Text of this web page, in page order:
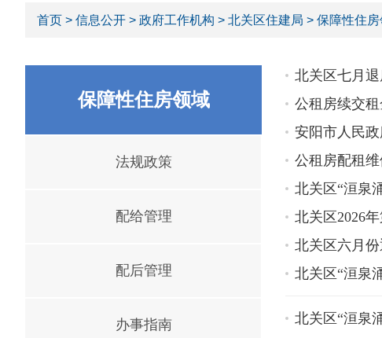
首页 > 信息公开 > 政府工作机构 > 北关区住建局 > 保障性住
保障性住房领域
法规政策
配给管理
配后管理
办事指南
北关区七月
公租房续交
安阳市人民
公租房配租
北关区“洹泉
北关区2026
北关区六月
北关区“洹泉
北关区“洹泉